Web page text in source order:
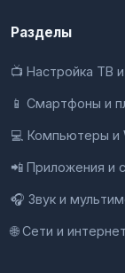
Разделы
📺 Настройка ТВ
📱 Смартфоны и
💻 Компьютеры и
📲 Приложения и
🎧 Звук и
🌐 Сети и интернет